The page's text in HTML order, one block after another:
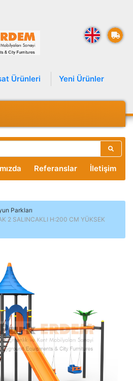
Ürünleri Yeni Ürünler
Referanslar İletişim
Parkları
2 SALINCAKLI H:200 CM YÜKSEK